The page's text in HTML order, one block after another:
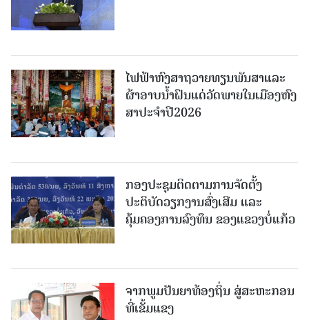
ໄຟຟ້າຫົງສາຖວາຍທຽນພັນສາແລະ
ຜ້າອາບນໍ້າຝົນແດ່ວັດພາຍໃນເມືອງຫົງ
ສາປະຈໍາປີ2026
ກອງປະຊຸມຕິດຕາມການຈັດຕັ້ງ
ປະຕິບັດວຽກງານສົ່ງເສີມ ແລະ
ຄຸ້ມຄອງການລົງທຶນ ຂອງແຂວງບໍ່ແກ້ວ
ຈາກພູມປັນຍາທ້ອງຖິ່ນ ສູ່ສະຫະກອນ
ທີ່ເຂັ້ມແຂງ